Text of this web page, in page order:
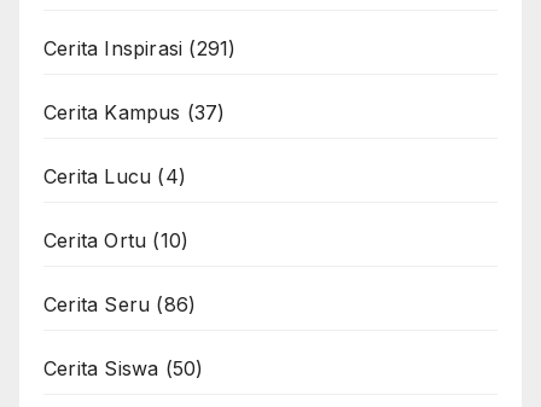
Cerita Inspirasi (291)
Cerita Kampus (37)
Cerita Lucu (4)
Cerita Ortu (10)
Cerita Seru (86)
Cerita Siswa (50)